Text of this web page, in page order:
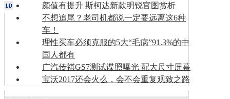
颜值有提升 斯柯达新款明锐官图赏析
不想追尾？老司机都说一定要远离这6种
车！
理性买车必须克服的5大“毛病”91.3%的中
国人都有
广汽传祺GS7测试谍照曝光 配大尺寸屏幕
宝沃2017还会火么，会不会重复观致之路